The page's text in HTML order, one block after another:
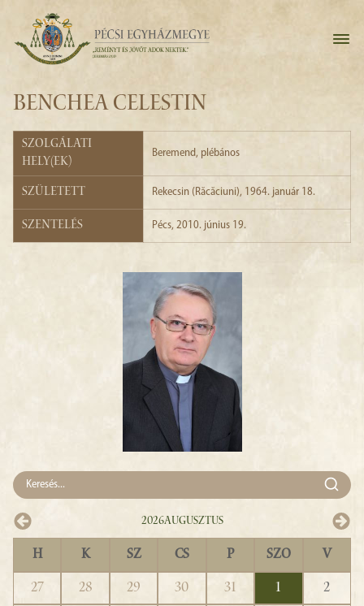
BENCHEA CELESTIN
Szolgálati
hely(ek)
Beremend, plébános
Született Rekecsin (Răcăciuni), 1964. január 18.
Szentelés Pécs, 2010. június 19.
2026Augusztus
H K SZ CS P SZO V
27 28 29 30 31 1
2